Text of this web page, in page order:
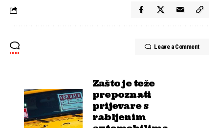
Leave a Comment
Zašto je teže
prepoznati
prijevare s
rabljenim